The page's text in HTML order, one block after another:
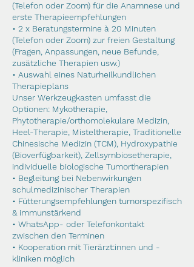
(Telefon oder Zoom) für die Anamnese und
erste Therapieempfehlungen
• 2 x Beratungstermine à 20 Minuten
(Telefon oder Zoom) zur freien Gestaltung
(Fragen, Anpassungen, neue Befunde,
zusätzliche Therapien usw.)
• Auswahl eines Naturheilkundlichen
Therapieplans
Unser Werkzeugkasten umfasst die
Optionen: Mykotherapie,
Phytotherapie/orthomolekulare Medizin,
Heel-Therapie, Misteltherapie, Traditionelle
Chinesische Medizin (TCM), Hydroxypathie
(Bioverfügbarkeit), Zellsymbiosetherapie,
individuelle biologische Tumortherapien
• Begleitung bei Nebenwirkungen
schulmedizinischer Therapien
• Fütterungsempfehlungen tumorspezifisch
& immunstärkend
• WhatsApp- oder Telefonkontakt
zwischen den Terminen
• Kooperation mit Tierärzt:innen und -
kliniken möglich